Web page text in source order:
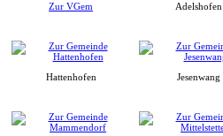
Zur VGem Adelshofen
Hattenhofen Jesenwang